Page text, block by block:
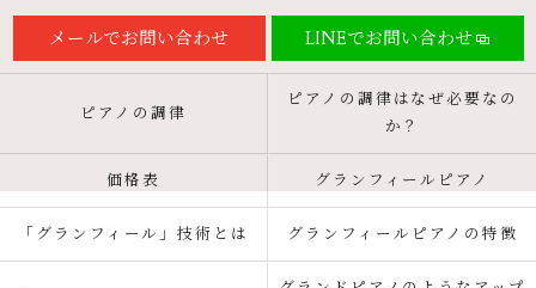
メールでお問い合わせ LINEでお問い合わせ
ピアノの調律
ピアノの調律はなぜ必要なの
か？
価格表 グランフィールピアノ
「グランフィール」技術とは グランフィールピアノの特徴